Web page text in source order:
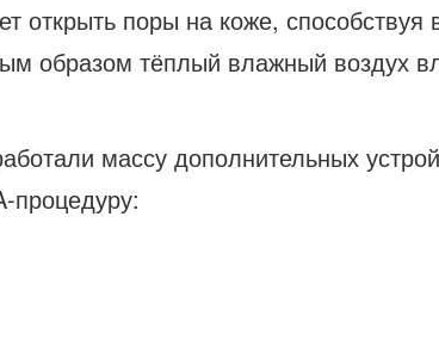
открыть поры на коже,
образом тёплый влажный воздух
массу дополнительных
процедуру: